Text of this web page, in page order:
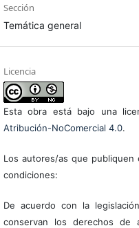
Sección
Temática general
Licencia
Esta obra está bajo una
Atribución-NoComercial 4.0.
Los autores/as que
condiciones:
De acuerdo con la
conservan los derechos de